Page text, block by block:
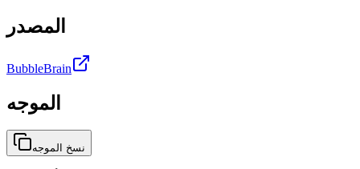
المصدر
BubbleBrain
الموجه
نسخ الموجه